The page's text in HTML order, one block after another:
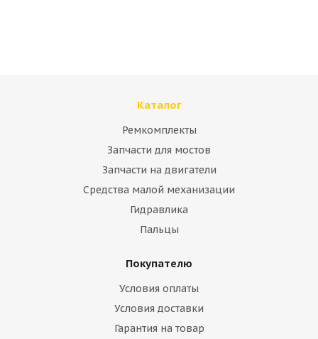
Аккумулятор JCB 332/C7630
Каталог
Ремкомплекты
Запчасти для мостов
Запчасти на двигатели
Средства малой механизации
Гидравлика
Пальцы
Покупателю
Условия оплаты
Условия доставки
Гарантия на товар